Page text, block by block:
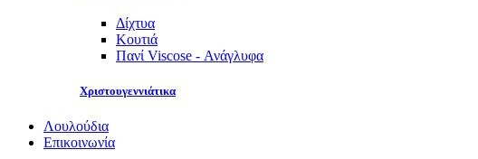
Δίχτυα
Κουτιά
Πανί Viscose - Ανάγλυφα
Χριστουγεννιάτικα
Λουλούδια
Επικοινωνία